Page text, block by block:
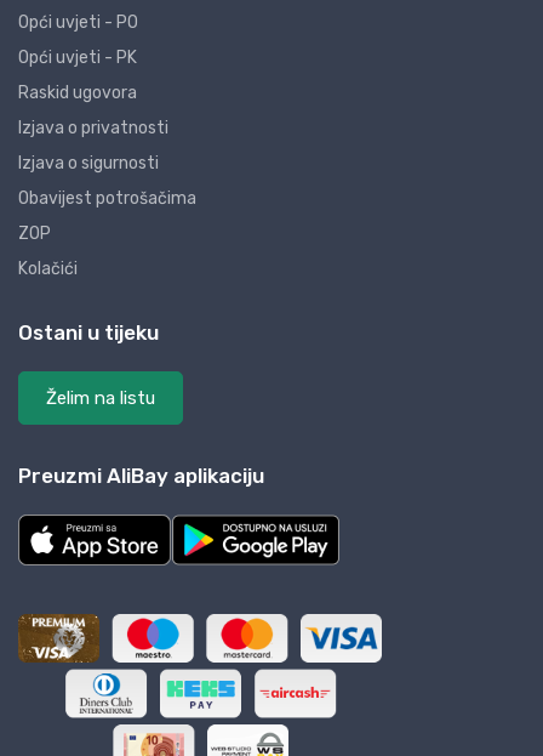
Opći uvjeti - PO
Opći uvjeti - PK
Raskid ugovora
Izjava o privatnosti
Izjava o sigurnosti
Obavijest potrošačima
ZOP
Kolačići
Ostani u tijeku
Želim na listu
Preuzmi AliBay aplikaciju